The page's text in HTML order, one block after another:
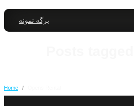
برگه نمونه
Home /